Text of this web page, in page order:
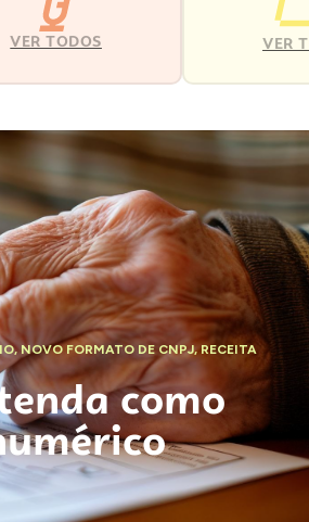
VER TODOS VER
,NOVO FORMATO DE CNPJ,RECEITA
como